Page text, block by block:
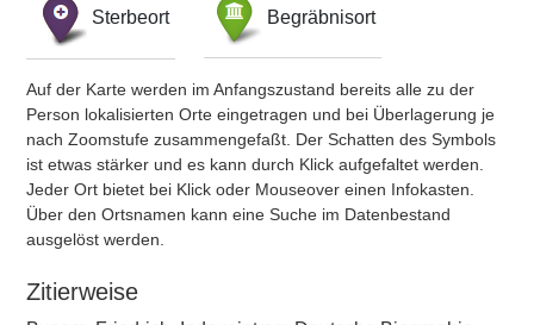
Sterbeort Begräbnisort
Auf der Karte werden im Anfangszustand bereits alle zu der
Person lokalisierten Orte eingetragen und bei Überlagerung je
nach Zoomstufe zusammengefaßt. Der Schatten des Symbols
ist etwas stärker und es kann durch Klick aufgefaltet werden.
Jeder Ort bietet bei Klick oder Mouseover einen Infokasten.
Über den Ortsnamen kann eine Suche im Datenbestand
ausgelöst werden.
Zitierweise